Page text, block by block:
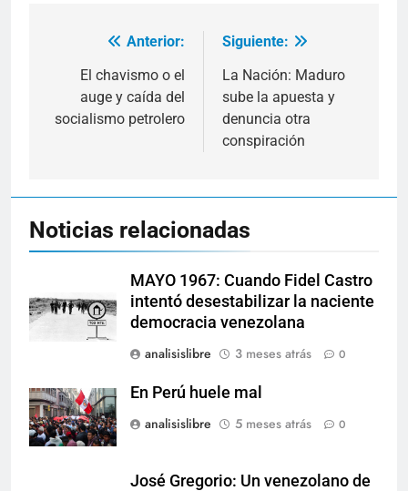
Navegación
entradas
Anterior:
El chavismo o el
auge y caída del
socialismo petrolero
Siguiente:
La Nación: Maduro
sube la apuesta y
denuncia otra
conspiración
Noticias relacionadas
MAYO 1967: Cuando Fidel Castro
intentó desestabilizar la naciente
democracia venezolana
analisislibre
3 meses atrás 0
En Perú huele mal
analisislibre
5 meses atrás 0
José Gregorio: Un venezolano de